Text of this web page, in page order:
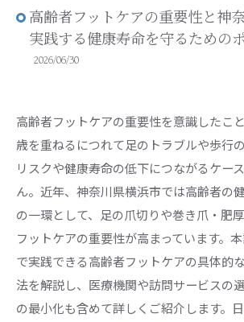
高齢者フットケアの重要性と神
実践する健康寿命を守るための
2026/06/30
高齢者フットケアの重要性を意識したこ
歳を重ねるにつれて足のトラブルや歩行
リスクや健康寿命の低下につながるケー
ん。近年、神奈川県横浜市では高齢者の
の一環として、足の爪切りや巻き爪・肥
フットケアの重要性が高まっています。
で実践できる高齢者フットケアの具体的
法を解説し、医療機関や訪問サービスの
の最小化も含めて詳しくご紹介します。